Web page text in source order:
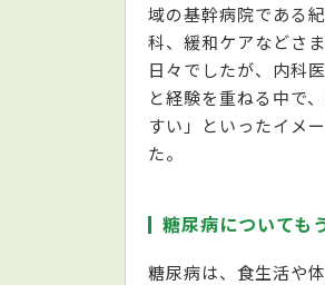
域の基幹病院である
科、緩和ケアなどさ
日々でしたが、内科
と経験を重ねる中で
すい」といったイメ
た。
糖尿病についても
糖尿病は、食生活や